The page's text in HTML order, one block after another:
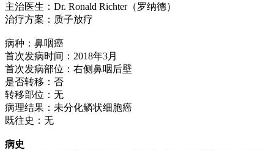
主治医生：Dr. Ronald Richter（罗纳德）
治疗方案：质子放疗
病种：鼻咽癌
首次发病时间：2018年3月
首次发病部位：右侧鼻咽后壁
是否转移：否
转移部位：无
病理结果：未分化鳞状细胞癌
既往史：无
病史